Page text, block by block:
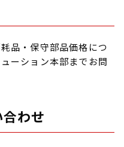
品・保守部品価格につ
ーション本部までお問
わせ